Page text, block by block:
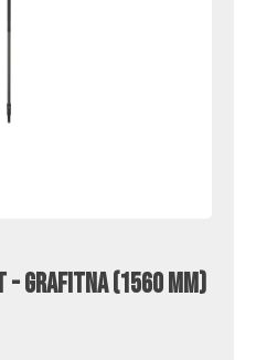
- grafitna (1560 mm)